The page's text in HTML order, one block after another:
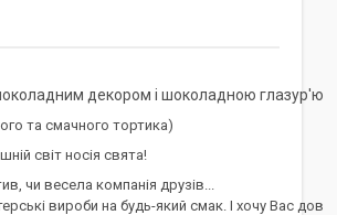
декором і шоколадною глазур'ю. .
та смачного тортика)
світ носія свята!
чи весела компанія друзів...
вироби на будь-який смак. І хочу Вас